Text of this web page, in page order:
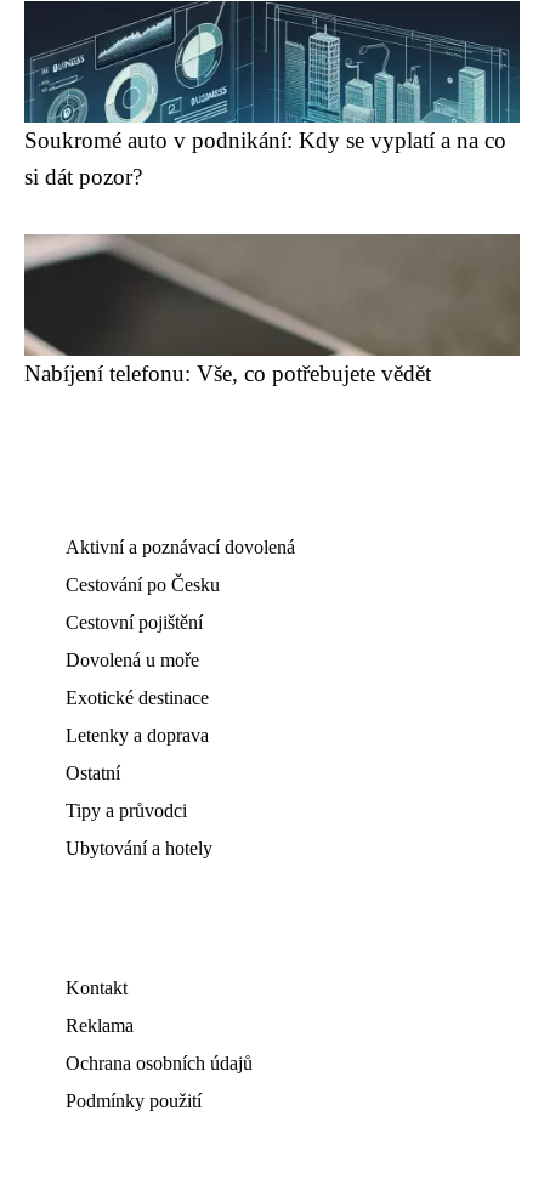
Soukromé auto v podnikání: Kdy se vyplatí a na co
si dát pozor?
Nabíjení telefonu: Vše, co potřebujete vědět
Aktivní a poznávací dovolená
Cestování po Česku
Cestovní pojištění
Dovolená u moře
Exotické destinace
Letenky a doprava
Ostatní
Tipy a průvodci
Ubytování a hotely
Kontakt
Reklama
Ochrana osobních údajů
Podmínky použití